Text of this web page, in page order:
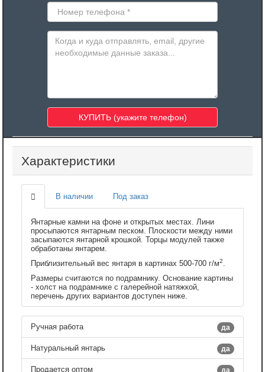
Характеристики
В наличии Под заказ
Янтарные камни на фоне и открытых местах. Лини
просыпаются янтарным песком. Плоскости между ними
засыпаются янтарной крошкой. Торцы модулей также
обработаны янтарем.
Приблизительный вес янтаря в картинах 500-700 г/м2.
Размеры считаются по подрамнику. Основание картины
- холст на подрамнике с галерейной натяжкой,
перечень других вариантов доступен ниже.
да
Ручная работа
да
Натуральный янтарь
Продается оптом